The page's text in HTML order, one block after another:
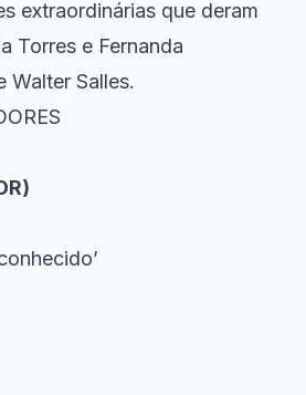
extraordinárias que deram
Torres e Fernanda
Walter Salles.